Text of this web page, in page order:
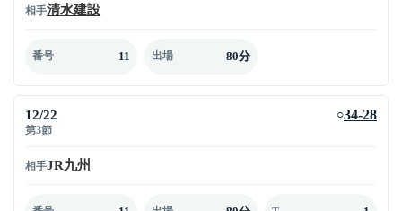
相手清水建設
番号 11 出場 80分
12/22
第3節
○34-28
相手JR九州